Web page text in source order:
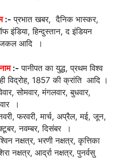
:- प्रभात खबर, दैनिक भास्कर,
इंडिया, हिन्दुस्तान, द इंडियन
आदि ।
:- पानीपत का युद्ध, प्रथम विश्व
विद्रोह, 1857 की क्रांति आदि ।
सोमवार, मंगलवार, बुधवार,
।
फरवरी, मार्च, अप्रैल, मई, जून,
नवम्बर, दिसंबर ।
नक्षत्र, भरणी नक्षत्र, कृत्तिका
नक्षत्र, आर्द्रा नक्षत्र, पुनर्वसु